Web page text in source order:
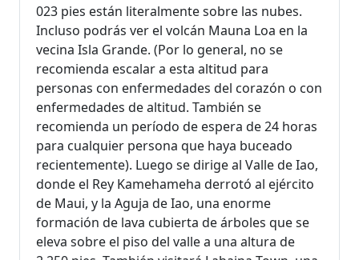
023 pies están literalmente sobre las nubes.
Incluso podrás ver el volcán Mauna Loa en la
vecina Isla Grande. (Por lo general, no se
recomienda escalar a esta altitud para
personas con enfermedades del corazón o con
enfermedades de altitud. También se
recomienda un período de espera de 24 horas
para cualquier persona que haya buceado
recientemente). Luego se dirige al Valle de Iao,
donde el Rey Kamehameha derrotó al ejército
de Maui, y la Aguja de Iao, una enorme
formación de lava cubierta de árboles que se
eleva sobre el piso del valle a una altura de